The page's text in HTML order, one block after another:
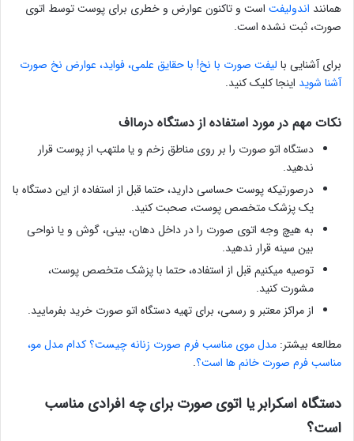
همانند اندولیفت است و تاکنون عوارض و خطری برای پوست توسط اتوی
صورت، ثبت نشده است.
برای آشنایی با لیفت صورت با نخ! با حقایق علمی، فواید، عوارض نخ صورت
آشنا شوید اینجا کلیک کنید.
نکات مهم در مورد استفاده از دستگاه درمااف
دستگاه اتو صورت را بر روی مناطق زخم و یا ملتهب از پوست قرار
ندهید.
درصورتیکه پوست حساسی دارید، حتما قبل از استفاده از این دستگاه با
یک پزشک متخصص پوست، صحبت کنید.
به هیچ وجه اتوی صورت را در داخل دهان، بینی، گوش و یا نواحی
بین سینه قرار ندهید.
توصیه میکنیم قبل از استفاده، حتما با پزشک متخصص پوست،
مشورت کنید.
از مراکز معتبر و رسمی، برای تهیه دستگاه اتو صورت خرید بفرمایید.
مطالعه بیشتر: مدل موی مناسب فرم صورت زنانه چیست؟ کدام مدل مو،
مناسب فرم صورت خانم ها است؟.
دستگاه اسکرابر یا اتوی صورت برای چه افرادی مناسب
است؟